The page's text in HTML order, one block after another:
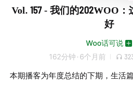
Vol. 157 - 我们的202WOO
好
Woo话可说
162分钟 · 6个月前
本期播客为年度总结的下期，生活篇